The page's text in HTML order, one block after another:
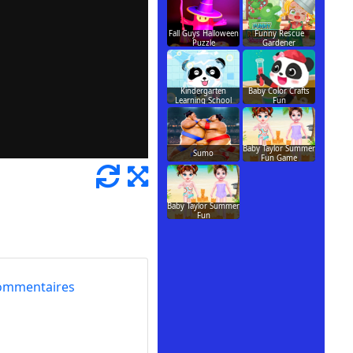
Fall Guys Halloween
Puzzle
Funny Rescue
Gardener
Kindergarten
Learning School
Baby Color Crafts
Fun
Sumo
Baby Taylor Summer
Fun Game
Baby Taylor Summer
Fun